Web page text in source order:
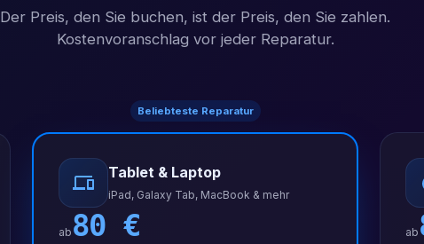
Der Preis, den Sie buchen, ist der Preis, den Sie zahlen.
Kostenvoranschlag vor jeder Reparatur.
Beliebteste Reparatur
Tablet & Laptop
iPad, Galaxy Tab, MacBook & mehr
ab 80 € ab